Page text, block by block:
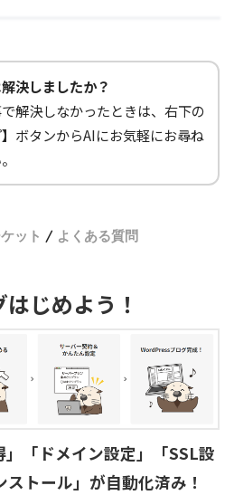
決しましたか？
解決しなかったときは、右下の
ボタンからAIにお気軽にお尋ね
ット よくある質問
じめよう！
」「ドメイン設定」「SSL設
トール」が自動化済み！